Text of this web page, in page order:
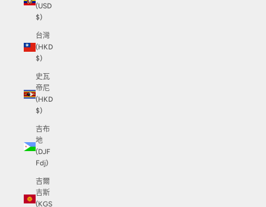
(USD
$)
台灣
(HKD
$)
史瓦
帝尼
(HKD
$)
吉布
地
(DJF
Fdj)
吉爾
吉斯
(KGS